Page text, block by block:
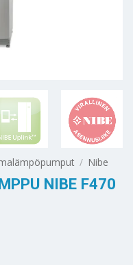
/ Nibe
NIBE F470